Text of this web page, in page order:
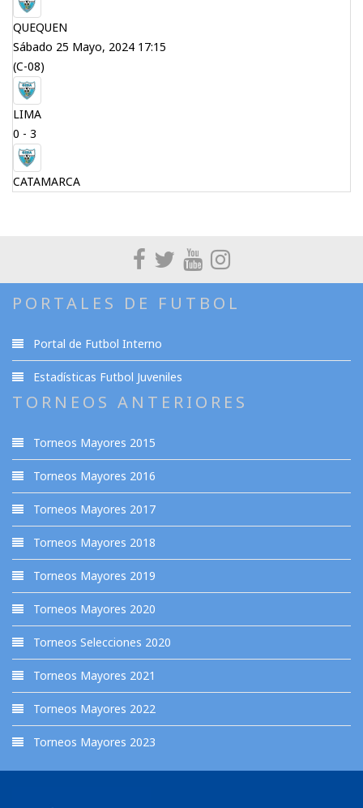
QUEQUEN
Sábado 25 Mayo, 2024 17:15
(C-08)
LIMA
0 - 3
CATAMARCA
PORTALES DE FUTBOL
Portal de Futbol Interno
Estadísticas Futbol Juveniles
TORNEOS ANTERIORES
Torneos Mayores 2015
Torneos Mayores 2016
Torneos Mayores 2017
Torneos Mayores 2018
Torneos Mayores 2019
Torneos Mayores 2020
Torneos Selecciones 2020
Torneos Mayores 2021
Torneos Mayores 2022
Torneos Mayores 2023